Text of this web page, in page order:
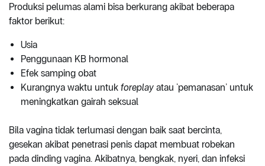
Produksi pelumas alami bisa berkurang akibat beberapa
faktor berikut:
Usia
Penggunaan KB hormonal
Efek samping obat
Kurangnya waktu untuk foreplay atau ‘pemanasan’ untuk
meningkatkan gairah seksual
Bila vagina tidak terlumasi dengan baik saat bercinta,
gesekan akibat penetrasi penis dapat membuat robekan
pada dinding vagina. Akibatnya, bengkak, nyeri, dan infeksi